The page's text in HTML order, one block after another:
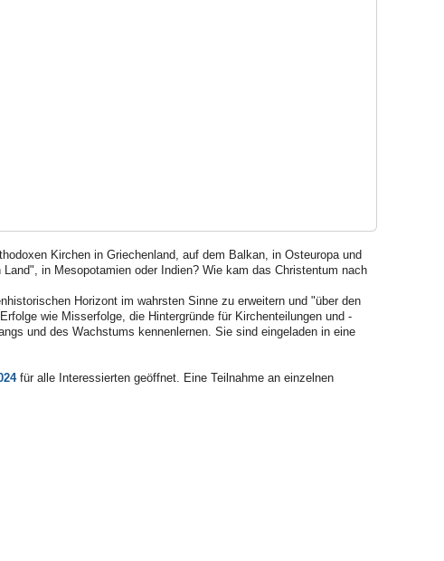
Kirchen in Griechenland, auf dem Balkan, in Osteuropa und
in Mesopotamien oder Indien? Wie kam das Christentum nach
Horizont im wahrsten Sinne zu erweitern und "über den
wie Misserfolge, die Hintergründe für Kirchenteilungen und -
und des Wachstums kennenlernen. Sie sind eingeladen in eine
für alle Interessierten geöffnet. Eine Teilnahme an einzelnen